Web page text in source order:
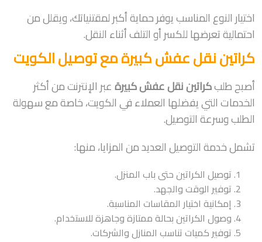
اختيار النوع المناسب يوفر حماية أكبر لمقتنياتك، ويقلل من
احتمالية تعرضها للكسر أو التلف أثناء النقل.
كراتين نقل عفش كبيرة مع توصيل الكويت
أصبح طلبكراتين نقل عفش كبيرةعبر الإنترنت من أكثر
الخدمات التي يفضلها العملاء في الكويت، خاصة مع سهولة
الطلب وسرعة التوصيل.
تشمل خدمة التوصيل العديد من المزايا، منها:
توصيل الكراتين حتى باب المنزل.
توفير الوقت والجهد.
إمكانية اختيار المقاسات المناسبة.
وصول الكراتين بحالة ممتازة وجاهزة للاستخدام.
توفير كميات تناسب المنازل والشركات.